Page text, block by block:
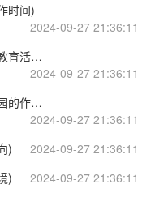
时间)
2024-09-27 21:36:11
大中小学思政教育方案模板(中小学思政教育活动方案)
2024-09-27 21:36:11
大学生创业园工作方案模板(大学生创业园的作用)
2024-09-27 21:36:11
)
2024-09-27 21:36:11
)
2024-09-27 21:36:11